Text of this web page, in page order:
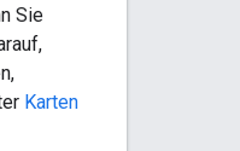
Sie
Karten